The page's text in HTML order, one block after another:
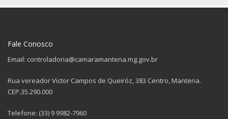
Fale Conosco
Email: controladoria@camaramantena.mg.gov.br
Rua vereador Victor Campos de Queiróz, 383 Centro, Mantena.
CEP.35.290.000
Telefone: (33) 9 9982-7960